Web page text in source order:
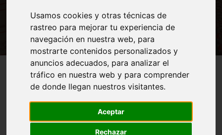
Usamos cookies y otras técnicas de
rastreo para mejorar tu experiencia de
navegación en nuestra web, para
mostrarte contenidos personalizados y
anuncios adecuados, para analizar el
tráfico en nuestra web y para comprender
de donde llegan nuestros visitantes.
Aceptar
Rechazar
HISTORIA
Región de Murcia Digital Historia Archivos